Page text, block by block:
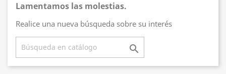
Lamentamos las molestias.
Realice una nueva búsqueda sobre su interés
